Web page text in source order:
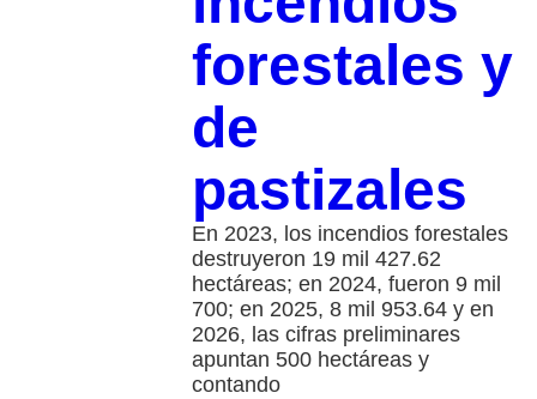
forestales y
de
pastizales
En 2023, los incendios forestales
destruyeron 19 mil 427.62
hectáreas; en 2024, fueron 9 mil
700; en 2025, 8 mil 953.64 y en
2026, las cifras preliminares
apuntan 500 hectáreas y
contando